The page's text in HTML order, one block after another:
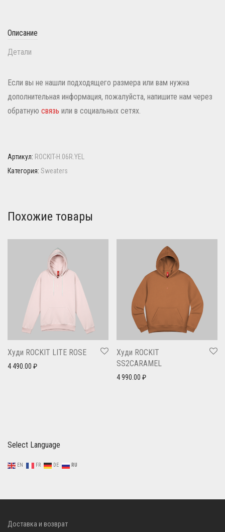
Описание
Детали
Если вы не нашли подходящего размера или вам нужна
дополнительная информация, пожалуйста, напишите нам через
обратную связь или в социальных сетях.
Артикул: ROCKIT-H.06R.YEL
Категория: Sweaters
Похожие товары
Худи ROCKIT LITE ROSE
4 490.00 ₽
Худи ROCKIT
SS2CARAMEL
4 990.00 ₽
Select Language
EN FR DE RU
Доставка и возврат